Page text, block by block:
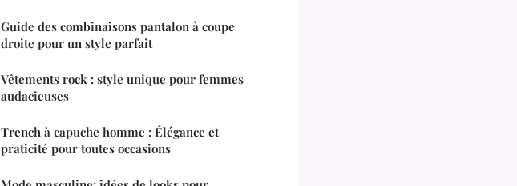
Guide des combinaisons pantalon à coupe
droite pour un style parfait
Vêtements rock : style unique pour femmes
audacieuses
Trench à capuche homme : Élégance et
praticité pour toutes occasions